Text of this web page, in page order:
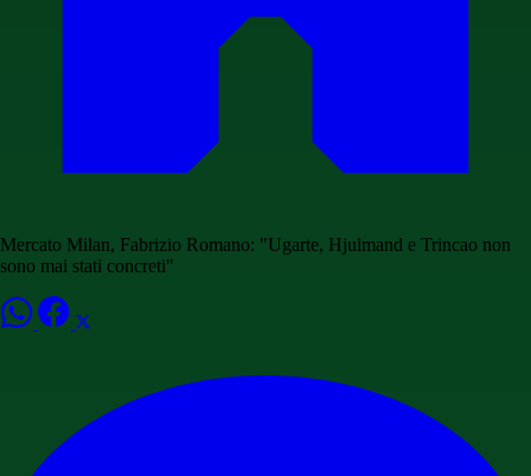
Mercato Milan, Fabrizio Romano: "Ugarte, Hjulmand e Trincao non
sono mai stati concreti"